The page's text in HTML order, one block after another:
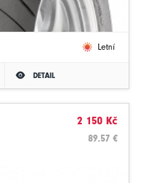
Letní
DETAIL
2 150 Kč
89.57 €